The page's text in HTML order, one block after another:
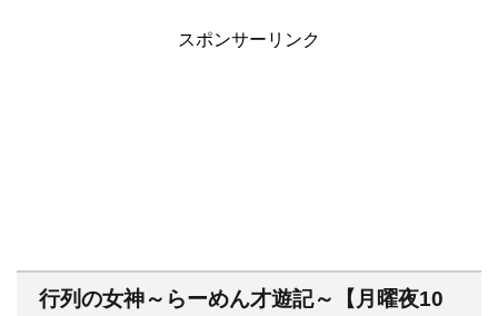
スポンサーリンク
行列の女神～らーめん才遊記～【月曜夜10